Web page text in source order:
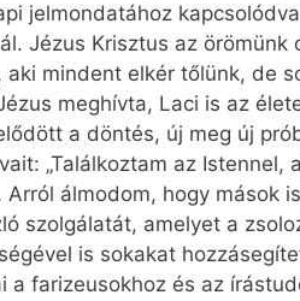
jelmondatához
Jézus Krisztus az
mindent elkér tőlünk, de
meghívta, Laci is az
a döntés, új meg új
„Találkoztam az Istennel,
álmodom, hogy mások
szolgálatát, amelyet a
is sokakat
farizeusokhoz és az